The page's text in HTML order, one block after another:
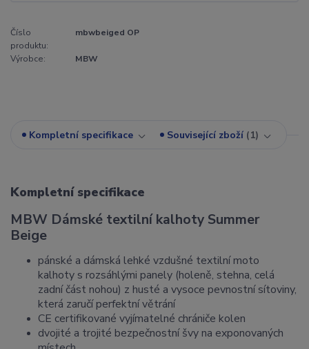
Číslo
produktu:
mbwbeiged OP
Výrobce: MBW
Kompletní specifikace Související zboží 1
Kompletní specifikace
MBW Dámské textilní kalhoty Summer
Beige
pánské a dámská lehké vzdušné textilní moto
kalhoty s rozsáhlými panely (holeně, stehna, celá
zadní část nohou) z husté a vysoce pevnostní sítoviny,
která zaručí perfektní větrání
CE certifikované vyjímatelné chrániče kolen
dvojité a trojité bezpečnostní švy na exponovaných